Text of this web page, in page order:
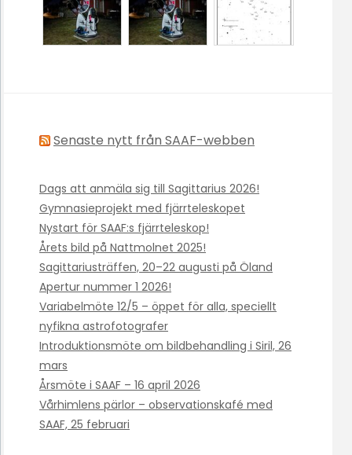
Senaste nytt från SAAF-webben
Dags att anmäla sig till Sagittarius 2026!
Gymnasieprojekt med fjärrteleskopet
Nystart för SAAF:s fjärrteleskop!
Årets bild på Nattmolnet 2025!
Sagittariusträffen, 20–22 augusti på Öland
Apertur nummer 1 2026!
Variabelmöte 12/5 – öppet för alla, speciellt
nyfikna astrofotografer
Introduktionsmöte om bildbehandling i Siril, 26
mars
Årsmöte i SAAF – 16 april 2026
Vårhimlens pärlor – observationskafé med
SAAF, 25 februari